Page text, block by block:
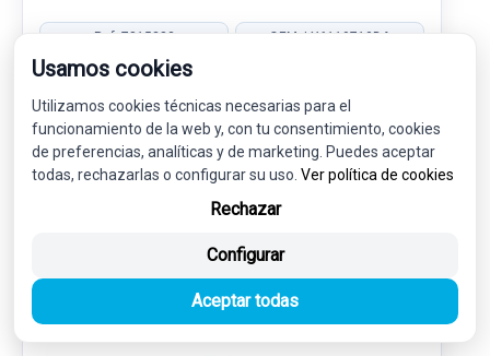
Ref: 7815283 OEM: LX6119710BA
Garantía 1 año Envío 24-48h
DIRECCION / TRANSMISION
NOVEDAD
Usamos cookies
Utilizamos cookies técnicas necesarias para el
funcionamiento de la web y, con tu consentimiento, cookies
de preferencias, analíticas y de marketing. Puedes aceptar
todas, rechazarlas o configurar su uso. Ver política de cookies
Rechazar
Configurar
Aceptar todas